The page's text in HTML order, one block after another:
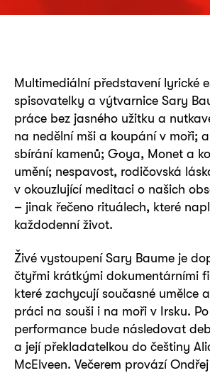
Multimediální představení lyrické
spisovatelky a výtvarnice Sary
práce bez jasného užitku a
na nedělní mši a koupání v moři;
sbírání kamenů; Goya, Monet a
umění; nespavost, rodičovská
v okouzlující meditaci o našich
– jinak řečeno rituálech, které
každodenní život.
Živé vystoupení Sary Baume je
čtyřmi krátkými dokumentárními
které zachycují současné umělce
práci na souši i na moři v Irsku.
performance bude následovat
a její překladatelkou do češtiny
McElveen. Večerem provází